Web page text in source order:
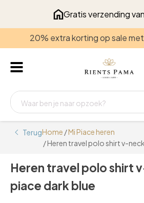
Gratis verzending
20% extra korting op sale
TerugHome /Mi Piace heren
/ Heren travel polo shirt v-
Heren travel polo shirt
piace dark blue